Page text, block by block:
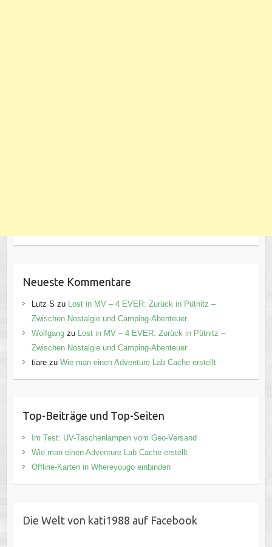
Neueste Kommentare
Lutz S zu Lost in MV – 4 EVER: Zurück in Pütnitz –
Zwischen Nostalgie und Camping-Abenteuer
Wolfgangzu Lost in MV – 4 EVER: Zurück in Pütnitz –
Zwischen Nostalgie und Camping-Abenteuer
tiarezu Wie man einen Adventure Lab Cache erstellt
Top-Beiträge und Top-Seiten
Im Test: UV-Taschenlampen vom Geo-Versand
Wie man einen Adventure Lab Cache erstellt
Offline-Karten in Whereyougo einbinden
Die Welt von kati1988 auf Facebook